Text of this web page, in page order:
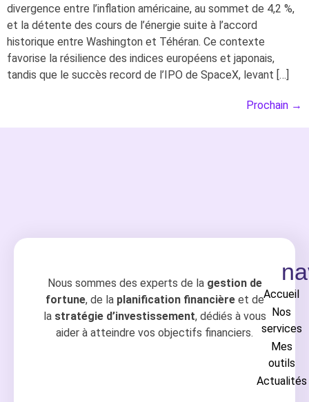
divergence entre l’inflation américaine, au sommet de 4,2 %,
et la détente des cours de l’énergie suite à l’accord
historique entre Washington et Téhéran. Ce contexte
favorise la résilience des indices européens et japonais,
tandis que le succès record de l’IPO de SpaceX, levant […]
Prochain →
Nous sommes des experts de la gestion de
fortune, de la planification financièreet de
la stratégie d’investissement, dédiés à vous
aider à atteindre vos objectifs financiers.
Accueil
Nos
services
Mes
outils
Actualités